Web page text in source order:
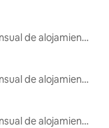
Renta mensual de alojamientos
Renta mensual de alojamientos
Renta mensual de alojamientos